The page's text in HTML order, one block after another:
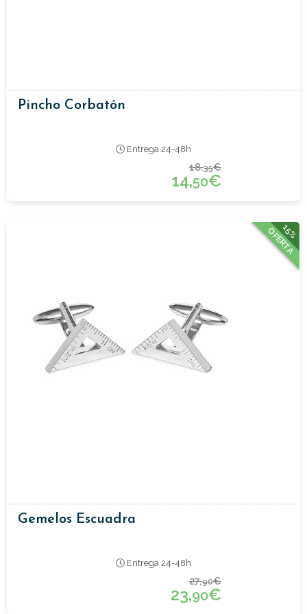
Pincho Corbatón
Entrega 24-48h
18,35€
14,50€
15%
OFERTA
Gemelos Escuadra
Entrega 24-48h
27,90€
23,90€